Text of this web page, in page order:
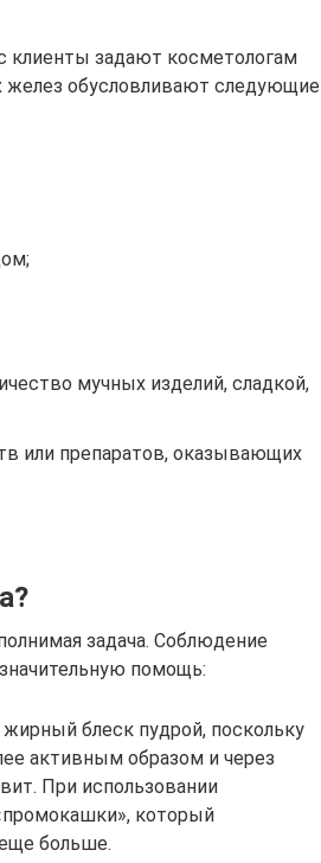
клиенты задают косметологам
обусловливают следующие
мучных изделий, сладкой,
или препаратов, оказывающих
задача. Соблюдение
помощь:
блеск пудрой, поскольку
активным образом и через
При использовании
который
больше.